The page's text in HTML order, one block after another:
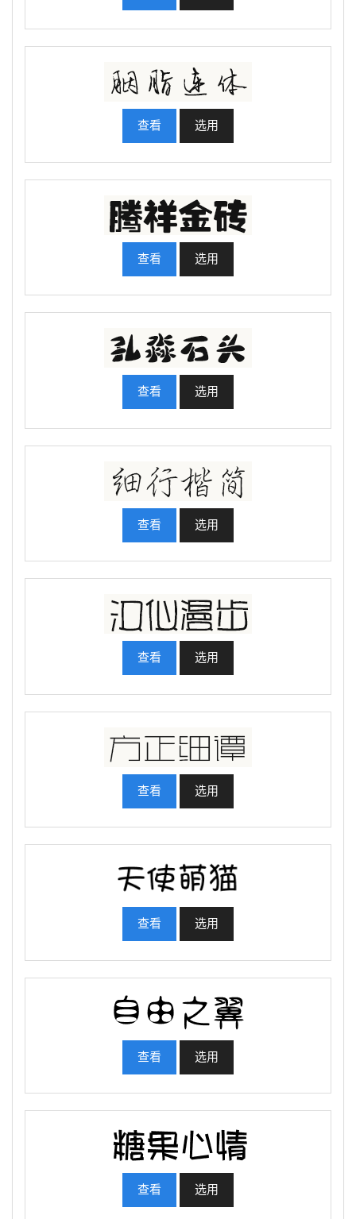
查看 选用
查看 选用
查看 选用
查看 选用
查看 选用
查看 选用
查看 选用
查看 选用
查看 选用